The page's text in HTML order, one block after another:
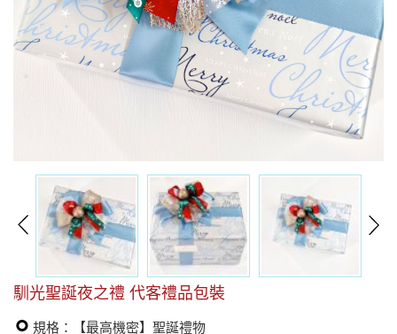
馴光聖誕夜之禮 代客禮品包裝
規格：【最高機密】聖誕禮物